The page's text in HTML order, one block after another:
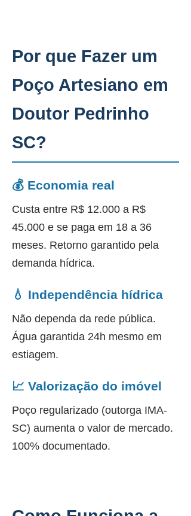
Por que Fazer um
Poço Artesiano em
Doutor Pedrinho
SC?
💰 Economia real
Custa entre R$ 12.000 a R$
45.000 e se paga em 18 a 36
meses. Retorno garantido pela
demanda hídrica.
💧 Independência hídrica
Não dependa da rede pública.
Água garantida 24h mesmo em
estiagem.
📈 Valorização do imóvel
Poço regularizado (outorga IMA-
SC) aumenta o valor de mercado.
100% documentado.